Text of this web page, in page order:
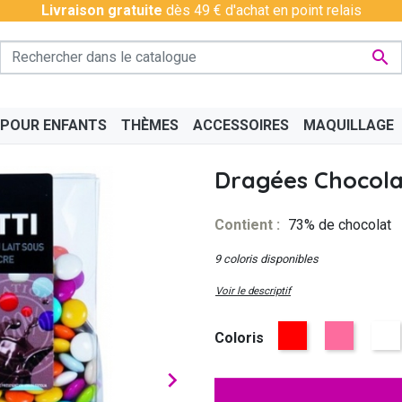
Livraison gratuite dès 49 € d'achat en point relais

CHINOIS
ENFANTS THÈMES ACCESSOIRES
BAS - COLLANTS
MAQUILLAGE

Dragées
Contient : 73% de chocolat
9 coloris disponibles
Voir le descriptif
Coloris